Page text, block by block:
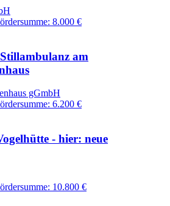
8.000 €
am
gGmbH
6.200 €
- hier: neue
10.800 €